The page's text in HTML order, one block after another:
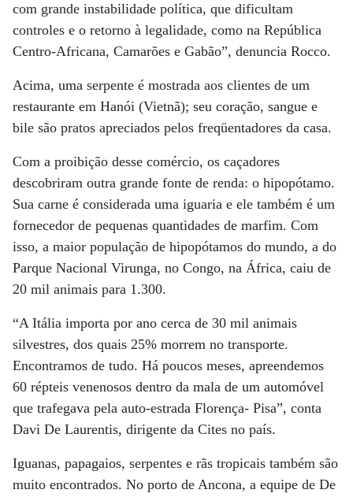
com grande instabilidade política, que dificultam
controles e o retorno à legalidade, como na República
Centro-Africana, Camarões e Gabão”, denuncia Rocco.
Acima, uma serpente é mostrada aos clientes de um
restaurante em Hanói (Vietnã); seu coração, sangue e
bile são pratos apreciados pelos freqüentadores da casa.
Com a proibição desse comércio, os caçadores
descobriram outra grande fonte de renda: o hipopótamo.
Sua carne é considerada uma iguaria e ele também é um
fornecedor de pequenas quantidades de marfim. Com
isso, a maior população de hipopótamos do mundo, a do
Parque Nacional Virunga, no Congo, na África, caiu de
20 mil animais para 1.300.
“A Itália importa por ano cerca de 30 mil animais
silvestres, dos quais 25% morrem no transporte.
Encontramos de tudo. Há poucos meses, apreendemos
60 répteis venenosos dentro da mala de um automóvel
que trafegava pela auto-estrada Florença- Pisa”, conta
Davi De Laurentis, dirigente da Cites no país.
Iguanas, papagaios, serpentes e rãs tropicais também são
muito encontrados. No porto de Ancona, a equipe de De